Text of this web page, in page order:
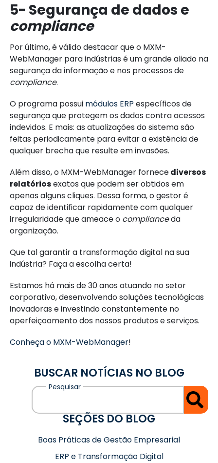
5- Segurança de dados e
compliance
Por último, é válido destacar que o MXM-
WebManager para indústrias é um grande aliado na
segurança da informação e nos processos de
compliance.
O programa possui módulos ERP específicos de
segurança que protegem os dados contra acessos
indevidos. E mais: as atualizações do sistema são
feitas periodicamente para evitar a existência de
qualquer brecha que resulte em invasões.
Além disso, o MXM-WebManager fornecediversos
relatóriosexatos que podem ser obtidos em
apenas alguns cliques. Dessa forma, o gestor é
capaz de identificar rapidamente com qualquer
irregularidade que ameace o complianceda
organização.
Que tal garantir a transformação digital na sua
indústria? Faça a escolha certa!
Estamos há mais de 30 anos atuando no setor
corporativo, desenvolvendo soluções tecnológicas
inovadoras e investindo constantemente no
aperfeiçoamento dos nossos produtos e serviços.
Conheça o MXM-WebManager!
BUSCAR NOTÍCIAS NO BLOG
SEÇÕES DO BLOG
Boas Práticas de Gestão Empresarial
ERP e Transformação Digital